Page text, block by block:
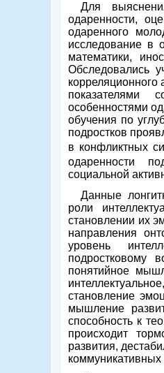
Для
одаренности,
одаренного
исследование в
математики,
Обследовались
показателями
особенностями
обучения по
подростков
в конфликтных
одаренности
социальной
Данные
роли
становлении их
направления
уровень
подростковому
понятийное
становление
мышление
способность к
происходит
развития,
коммуникативных